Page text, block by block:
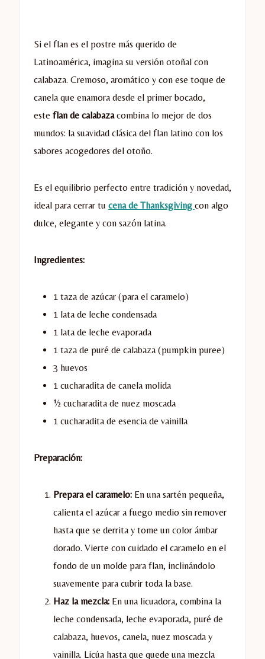
Si el flan es el postre más querido de
Latinoamérica, imagina su versión otoñal con
calabaza. Cremoso, aromático y con ese toque de
canela que enamora desde el primer bocado,
este flan de calabazacombina lo mejor de dos
mundos: la suavidad clásica del flan latino con los
sabores acogedores del otoño.
Es el equilibrio perfecto entre tradición y novedad,
ideal para cerrar tu cena de Thanksgiving con algo
dulce, elegante y con sazón latina.
Ingredientes:
1 taza de azúcar (para el caramelo)
1 lata de leche condensada
1 lata de leche evaporada
1 taza de puré de calabaza (pumpkin puree)
3 huevos
1 cucharadita de canela molida
½ cucharadita de nuez moscada
1 cucharadita de esencia de vainilla
Preparación:
Prepara el caramelo:En una sartén pequeña,
calienta el azúcar a fuego medio sin remover
hasta que se derrita y tome un color ámbar
dorado. Vierte con cuidado el caramelo en el
fondo de un molde para flan, inclinándolo
suavemente para cubrir toda la base.
Haz la mezcla:En una licuadora, combina la
leche condensada, leche evaporada, puré de
calabaza, huevos, canela, nuez moscada y
vainilla. Licúa hasta que quede una mezcla